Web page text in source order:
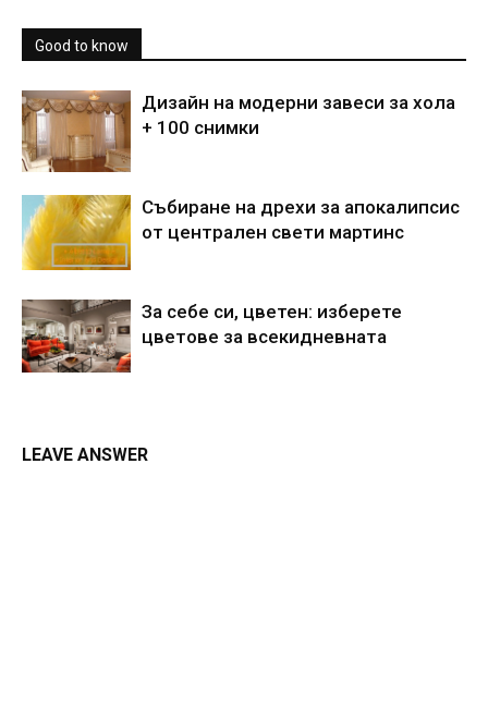
Good to know
Дизайн на модерни завеси за хола
+ 100 снимки
Събиране на дрехи за апокалипсис
от централен свети мартинс
За себе си, цветен: изберете
цветове за всекидневната
LEAVE ANSWER